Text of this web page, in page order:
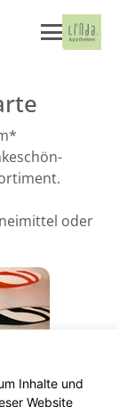
oder
Inhalte und
Website